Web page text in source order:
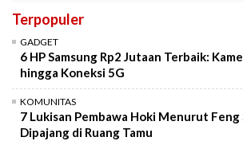
Terpopuler
GADGET
6 HP Samsung Rp2 Jutaan Terbaik:
hingga Koneksi 5G
KOMUNITAS
7 Lukisan Pembawa Hoki Menurut
Dipajang di Ruang Tamu